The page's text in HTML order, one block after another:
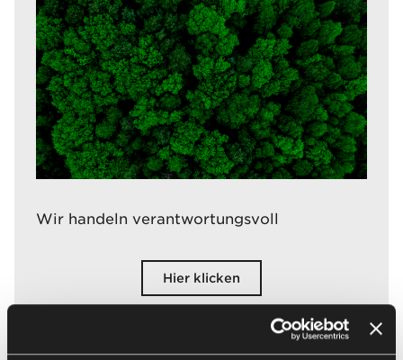
Wir handeln verantwortungsvoll
Hier klicken